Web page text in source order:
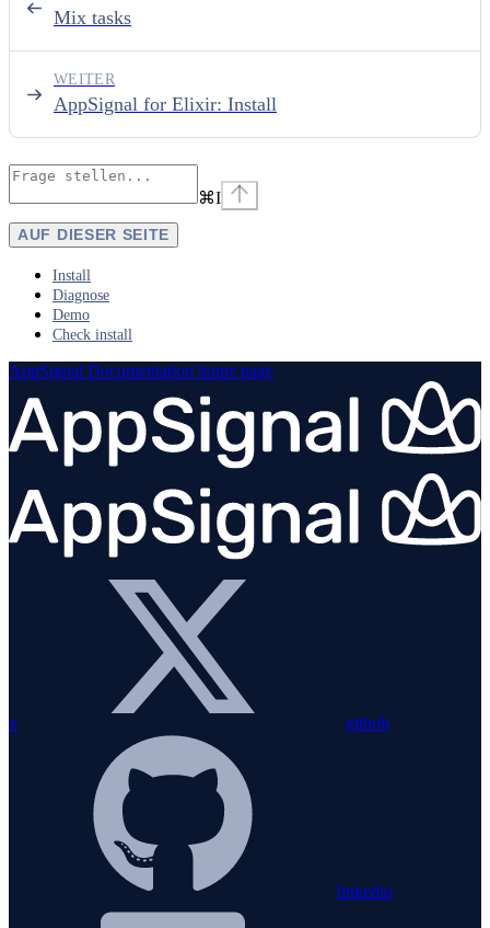
Mix tasks
AppSignal for Elixir: Install
WEITER
⌘I
AUF DIESER SEITE
Install
Diagnose
Demo
Check install
AppSignal Documentation home page
x github
linkedin